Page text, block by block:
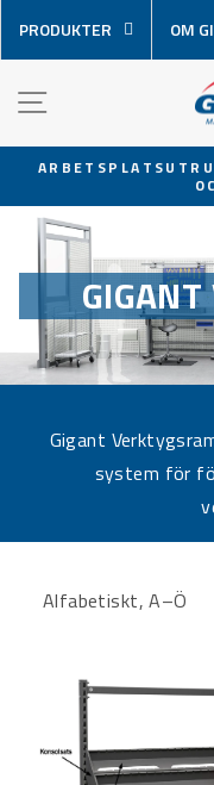
över
innehåll
PRODUKTER OM
Gigant
system för